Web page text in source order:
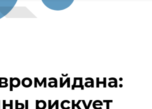
рискует